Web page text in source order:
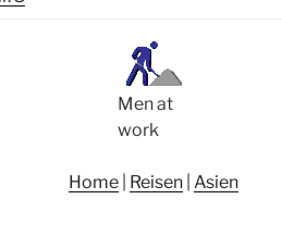
Men at
work
Home Reisen Asien